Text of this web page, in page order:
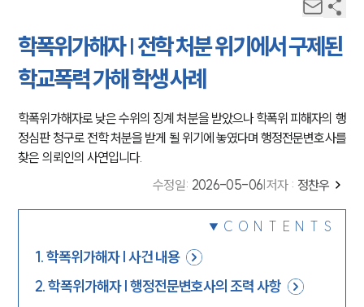
학폭위가해자 | 전학 처분 위기에서 구제된
학교폭력 가해 학생 사례
학폭위가해자로 낮은 수위의 징계 처분을 받았으나 학폭위 피해자의 행
정심판 청구로 전학 처분을 받게 될 위기에 놓였다며 행정전문변호사를
찾은 의뢰인의 사연입니다.
수정일: 2026-05-06 저자 : 정찬우
CONTENTS
1.학폭위가해자 | 사건 내용
2.학폭위가해자 | 행정전문변호사의 조력 사항